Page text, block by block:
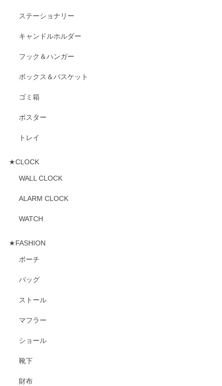
ステーショナリー
キャンドルホルダー
フック＆ハンガー
ボックス＆バスケット
ゴミ箱
ポスター
トレイ
★CLOCK
WALL CLOCK
ALARM CLOCK
WATCH
★FASHION
ポーチ
バッグ
ストール
マフラー
ショール
靴下
財布